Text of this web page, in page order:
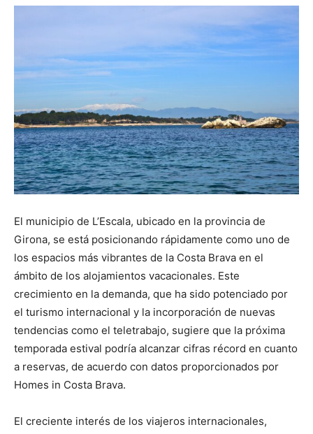
El municipio de L’Escala, ubicado en la provincia de
Girona, se está posicionando rápidamente como uno de
los espacios más vibrantes de la Costa Brava en el
ámbito de los alojamientos vacacionales. Este
crecimiento en la demanda, que ha sido potenciado por
el turismo internacional y la incorporación de nuevas
tendencias como el teletrabajo, sugiere que la próxima
temporada estival podría alcanzar cifras récord en cuanto
a reservas, de acuerdo con datos proporcionados por
Homes in Costa Brava.
El creciente interés de los viajeros internacionales,